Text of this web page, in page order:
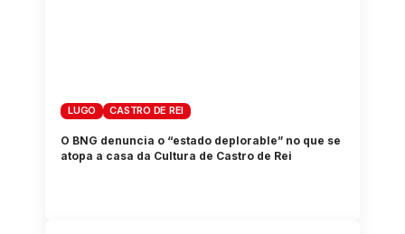
LUGO CASTRO DE REI
O BNG denuncia o “estado deplorable” no que se
atopa a casa da Cultura de Castro de Rei